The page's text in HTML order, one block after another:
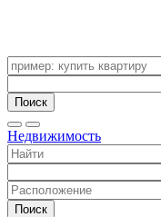
Поиск
Недвижимость
Поиск